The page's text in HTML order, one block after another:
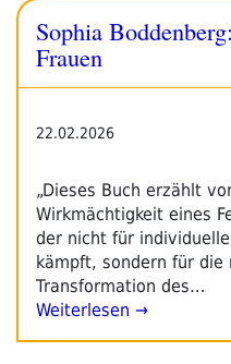
Sophia
Frauen
22.02.2026
„Dieses Buch erzählt
Wirkmächtigkeit eines
der nicht für individuelle
kämpft, sondern für die
Transformation des…
Weiterlesen →